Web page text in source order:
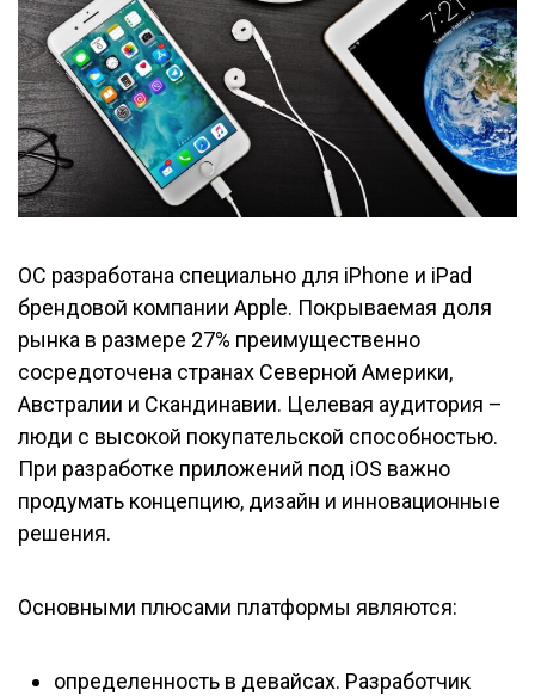
ОС разработана специально для iPhone и iPad
брендовой компании Apple. Покрываемая доля
рынка в размере 27% преимущественно
сосредоточена странах Северной Америки,
Австралии и Скандинавии. Целевая аудитория –
люди с высокой покупательской способностью.
При разработке приложений под iOS важно
продумать концепцию, дизайн и инновационные
решения.
Основными плюсами платформы являются:
определенность в девайсах. Разработчик